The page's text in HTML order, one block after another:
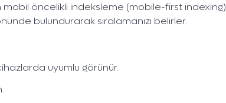
mobil öncelikli indeksleme (mobile-first indexing)
bulundurarak sıralamanızı belirler.
uyumlu görünür.